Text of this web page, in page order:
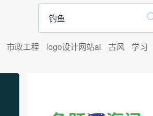
市政工程 logo设计网站ai 古风 学习